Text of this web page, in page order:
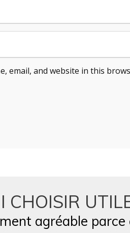
email, and website in this
CHOISIR
agréable parce